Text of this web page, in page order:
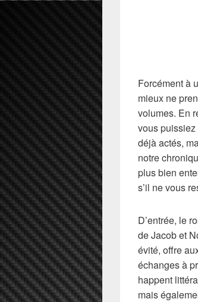
Forcément à
mieux ne
volumes. En
vous
déjà actés,
notre
plus bien
s’il ne vous
D’entrée, le
de Jacob et
évité, offre
échanges à
happent
mais